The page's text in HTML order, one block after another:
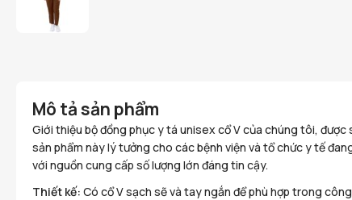
Mô tả sản phẩm
Giới thiệu bộ đồng phục y tá unisex cổ V của chúng tôi, được
sản phẩm này lý tưởng cho các bệnh viện và tổ chức y tế
với nguồn cung cấp số lượng lớn đáng tin cậy.
Thiết kế: Có cổ V sạch sẽ và tay ngắn để phù hợp trong